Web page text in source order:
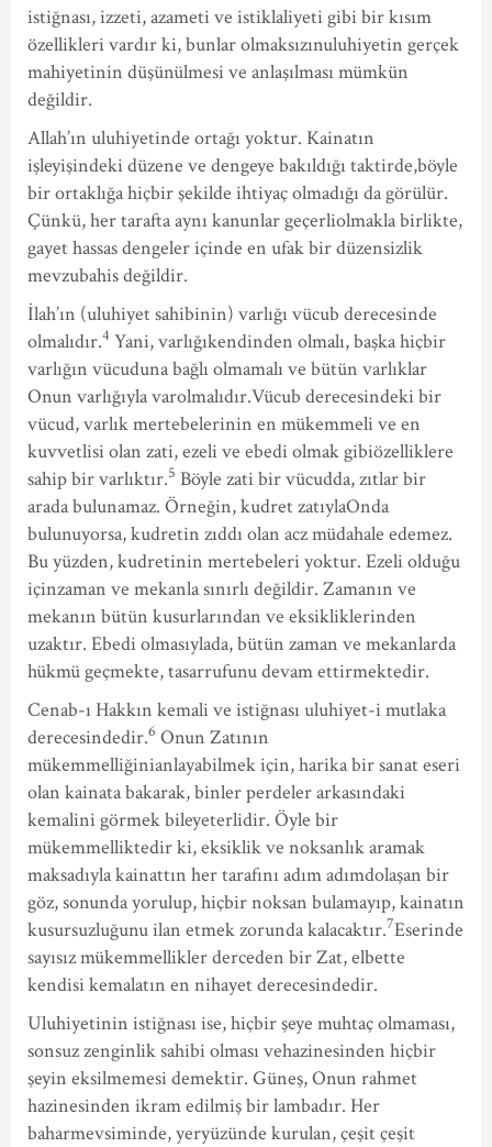
istiğnası, izzeti, azameti ve istiklaliyeti gibi bir kısım
özellikleri vardır ki, bunlar olmaksızınuluhiyetin gerçek
mahiyetinin düşünülmesi ve anlaşılması mümkün
değildir.
Allah’ın uluhiyetinde ortağı yoktur. Kainatın
işleyişindeki düzene ve dengeye bakıldığı taktirde,böyle
bir ortaklığa hiçbir şekilde ihtiyaç olmadığı da görülür.
Çünkü, her tarafta aynı kanunlar geçerliolmakla birlikte,
gayet hassas dengeler içinde en ufak bir düzensizlik
mevzubahis değildir.
İlah’ın (uluhiyet sahibinin) varlığı vücub derecesinde
olmalıdır.4 Yani, varlığıkendinden olmalı, başka hiçbir
varlığın vücuduna bağlı olmamalı ve bütün varlıklar
Onun varlığıyla varolmalıdır.Vücub derecesindeki bir
vücud, varlık mertebelerinin en mükemmeli ve en
kuvvetlisi olan zati, ezeli ve ebedi olmak gibiözelliklere
sahip bir varlıktır.5 Böyle zati bir vücudda, zıtlar bir
arada bulunamaz. Örneğin, kudret zatıylaOnda
bulunuyorsa, kudretin zıddı olan acz müdahale edemez.
Bu yüzden, kudretinin mertebeleri yoktur. Ezeli olduğu
içinzaman ve mekanla sınırlı değildir. Zamanın ve
mekanın bütün kusurlarından ve eksikliklerinden
uzaktır. Ebedi olmasıylada, bütün zaman ve mekanlarda
hükmü geçmekte, tasarrufunu devam ettirmektedir.
Cenab-ı Hakkın kemali ve istiğnası uluhiyet-i mutlaka
derecesindedir.6 Onun Zatının
mükemmelliğinianlayabilmek için, harika bir sanat eseri
olan kainata bakarak, binler perdeler arkasındaki
kemalini görmek bileyeterlidir. Öyle bir
mükemmelliktedir ki, eksiklik ve noksanlık aramak
maksadıyla kainattın her tarafını adım adımdolaşan bir
göz, sonunda yorulup, hiçbir noksan bulamayıp, kainatın
kusursuzluğunu ilan etmek zorunda kalacaktır.7Eserinde
sayısız mükemmellikler derceden bir Zat, elbette
kendisi kemalatın en nihayet derecesindedir.
Uluhiyetinin istiğnası ise, hiçbir şeye muhtaç olmaması,
sonsuz zenginlik sahibi olması vehazinesinden hiçbir
şeyin eksilmemesi demektir. Güneş, Onun rahmet
hazinesinden ikram edilmiş bir lambadır. Her
baharmevsiminde, yeryüzünde kurulan, çeşit çeşit